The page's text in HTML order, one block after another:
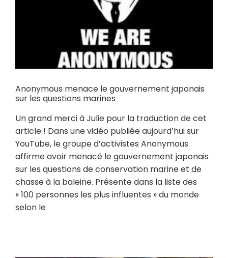
Anonymous menace le gouvernement japonais
sur les questions marines
Un grand merci à Julie pour la traduction de cet
article ! Dans une vidéo publiée aujourd’hui sur
YouTube, le groupe d’activistes Anonymous
affirme avoir menacé le gouvernement japonais
sur les questions de conservation marine et de
chasse à la baleine. Présente dans la liste des
« 100 personnes les plus influentes » du monde
selon le